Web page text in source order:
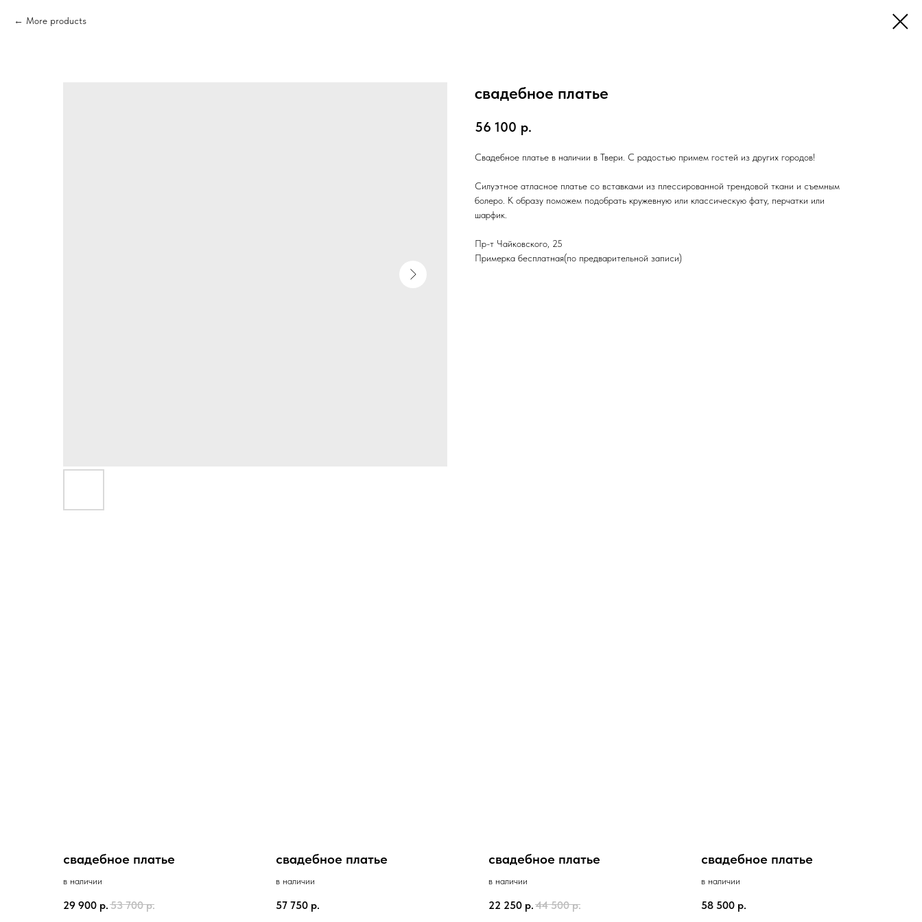
More products
свадебное платье
56 100 р.
Свадебное платье в наличии в Твери. С радостью примем гостей из других городов!
Силуэтное атласное платье со вставками из плессированной трендовой ткани и съемным
болеро. К образу поможем подобрать кружевную или классическую фату, перчатки или
шарфик.
Пр-т Чайковского, 25
Примерка бесплатная(по предварительной записи)
свадебное платье
в наличии
29 900 р. 53 700 р.
свадебное платье
в наличии
57 750 р.
свадебное платье
в наличии
22 250 р. 44 500 р.
свадебное платье
в наличии
58 500 р.